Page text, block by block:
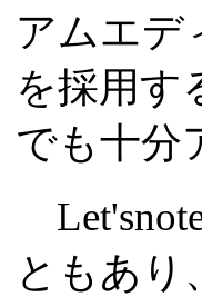
アムエデ
を採用す
でも十分
ともあり